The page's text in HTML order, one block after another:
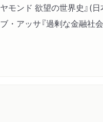
ヤモンド 欲望の世界史』(
ブ・アッサ『過剰な金融社